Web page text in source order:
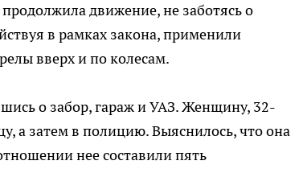
движение, не заботясь о
в рамках закона, применили
вверх и по колесам.
о забор, гараж и УАЗ. Женщину, 32-
а затем в полицию. Выяснилось, что она
нее составили пять